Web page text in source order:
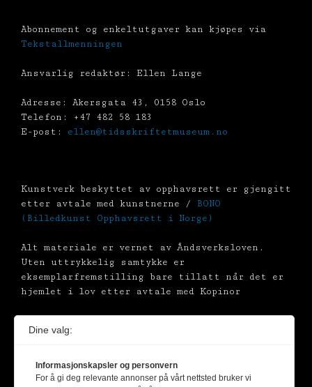
Abonnement og enkeltutgaver kan kjøpes via
Tekstallmenningen
Ansvarlig redaktør: Ellen Lange
Adresse: Akersgata 43, 0158 Oslo
Telefon: +47 482 58 183
E-post: ellen@tidsskriftetmuseum.no
Kunstverk beskyttet av opphavsrett er gjengitt
etter avtale med kunstnerne / BONO
(Billedkunst Opphavsrett i Norge)
Alt materiale er vernet av Åndsverksloven.
Uten uttrykkelig samtykke er
eksemplarfremstilling bare tillatt når det er
hjemlet i lov etter avtale med Kopinor
Dine valg:
Informasjonskapsler og personvern
For å gi deg relevante annonser på vårt nettsted bruker vi